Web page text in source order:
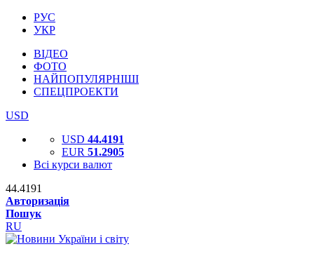
РУС
УКР
ВІДЕО
ФОТО
НАЙПОПУЛЯРНІШІ
СПЕЦПРОЕКТИ
USD
USD 44.4191
EUR 51.2905
Всі курси валют
44.4191
Авторизація
Пошук
RU